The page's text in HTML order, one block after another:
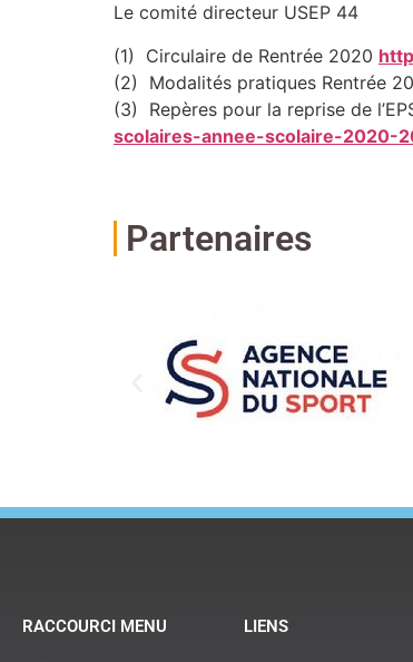
Le comité directeur USEP 44
(1) Circulaire de Rentrée 2020
(2) Modalités pratiques Rentrée
(3) Repères pour la reprise de
scolaires-annee-scolaire-2020-
Partenaires
RACCOURCI MENU LIENS